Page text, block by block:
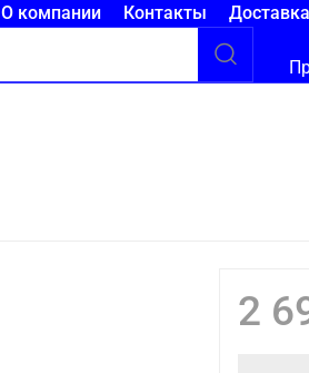
О компании Контакты Доставка
2